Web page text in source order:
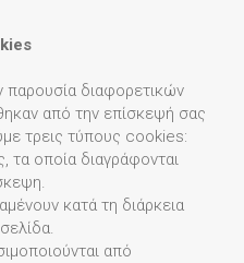
παρουσία διαφορετικών
από την επίσκεψή σας
τρεις τύπους cookies:
τα οποία διαγράφονται
κατά τη διάρκεια
από